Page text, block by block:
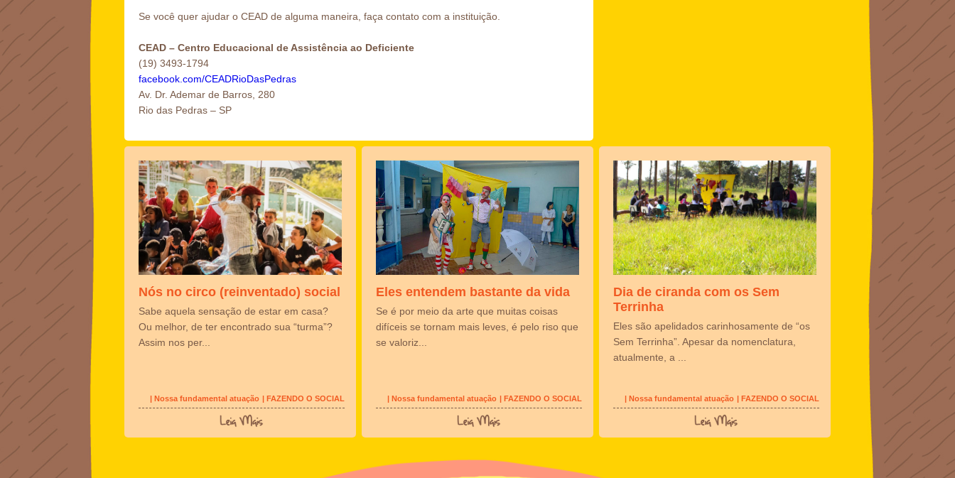
Se você quer ajudar o CEAD de alguma maneira, faça contato com a instituição.
CEAD – Centro Educacional de Assistência ao Deficiente
(19) 3493-1794
facebook.com/CEADRioDasPedras
Av. Dr. Ademar de Barros, 280
Rio das Pedras – SP
Nós no circo (reinventado) social
Sabe aquela sensação de estar em casa?
Ou melhor, de ter encontrado sua “turma”?
Assim nos per...
| FAZENDO O SOCIAL
| Nossa fundamental atuação
Eles entendem bastante da vida
Se é por meio da arte que muitas coisas
difíceis se tornam mais leves, é pelo riso que
se valoriz...
| FAZENDO O SOCIAL
| Nossa fundamental atuação
Dia de ciranda com os Sem
Terrinha
Eles são apelidados carinhosamente de “os
Sem Terrinha”. Apesar da nomenclatura,
atualmente, a ...
| FAZENDO O SOCIAL
| Nossa fundamental atuação